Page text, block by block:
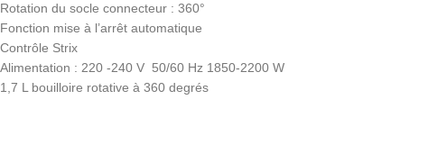
Rotation du socle connecteur : 360°
Fonction mise à l’arrêt automatique
Contrôle Strix
Alimentation : 220 -240 V 50/60 Hz 1850-2200 W
1,7 L bouilloire rotative à 360 degrés